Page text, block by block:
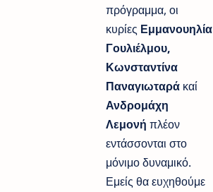
πρόγραμμα, οι
κυρίες Εμμανουηλία
Γουλιέλμου,
Κωνσταντίνα
Παναγιωταρά καί
Ανδρομάχη
Λεμονή πλέον
εντάσσονται στο
μόνιμο δυναμικό.
Εμείς θα ευχηθούμε